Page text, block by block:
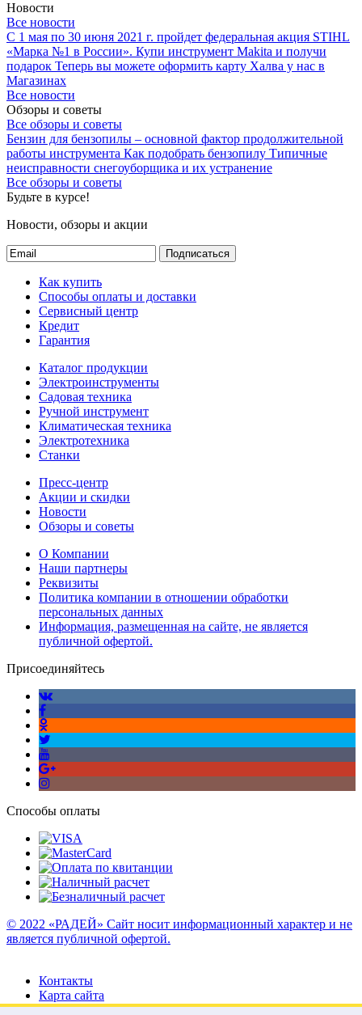
Новости
Все новости
С 1 мая по 30 июня 2021 г. пройдет федеральная акция STIHL
«Марка №1 в России». Купи инструмент Makita и получи
подарок Теперь вы можете оформить карту Халва у нас в
Магазинах
Все новости
Обзоры и советы
Все обзоры и советы
Бензин для бензопилы – основной фактор продолжительной
работы инструмента Как подобрать бензопилу Типичные
неисправности снегоуборщика и их устранение
Все обзоры и советы
Будьте в курсе!
Новости, обзоры и акции
Подписаться
Как купить
Способы оплаты и доставки
Сервисный центр
Кредит
Гарантия
Каталог продукции
Электроинструменты
Садовая техника
Ручной инструмент
Климатическая техника
Электротехника
Станки
Пресс-центр
Акции и скидки
Новости
Обзоры и советы
О Компании
Наши партнеры
Реквизиты
Политика компании в отношении обработки
персональных данных
Информация, размещенная на сайте, не является
публичной офертой.
Присоединяйтесь
Способы оплаты
© 2022 «РАДЕЙ» Сайт носит информационный характер и не
является публичной офертой.
Контакты
Карта сайта